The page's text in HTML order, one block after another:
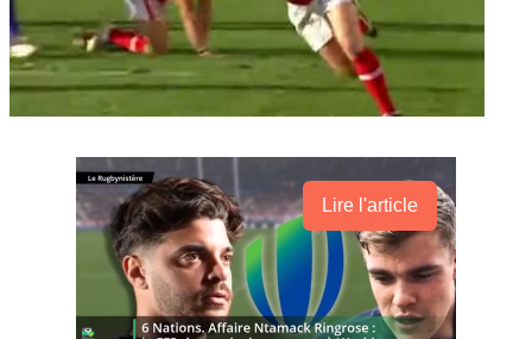
Lire l'article